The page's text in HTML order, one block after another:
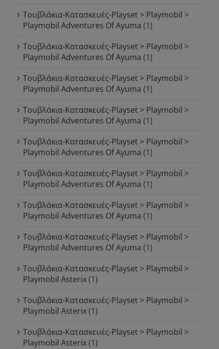
Τουβλάκια-Κατασκευές-Playset > Playmobil >
Playmobil Adventures Of Ayuma (1)
Τουβλάκια-Κατασκευές-Playset > Playmobil >
Playmobil Adventures Of Ayuma (1)
Τουβλάκια-Κατασκευές-Playset > Playmobil >
Playmobil Adventures Of Ayuma (1)
Τουβλάκια-Κατασκευές-Playset > Playmobil >
Playmobil Adventures Of Ayuma (1)
Τουβλάκια-Κατασκευές-Playset > Playmobil >
Playmobil Adventures Of Ayuma (1)
Τουβλάκια-Κατασκευές-Playset > Playmobil >
Playmobil Adventures Of Ayuma (1)
Τουβλάκια-Κατασκευές-Playset > Playmobil >
Playmobil Adventures Of Ayuma (1)
Τουβλάκια-Κατασκευές-Playset > Playmobil >
Playmobil Adventures Of Ayuma (1)
Τουβλάκια-Κατασκευές-Playset > Playmobil >
Playmobil Asterix(1)
Τουβλάκια-Κατασκευές-Playset > Playmobil >
Playmobil Asterix(1)
Τουβλάκια-Κατασκευές-Playset > Playmobil >
Playmobil Asterix(1)